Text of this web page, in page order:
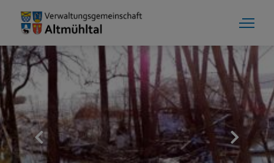
Gemeinde Meinheim